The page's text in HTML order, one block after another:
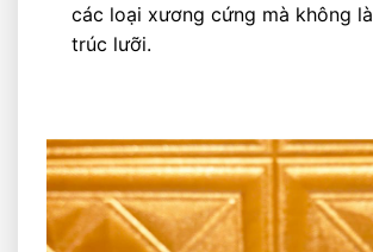
các loại xương cứng mà không
trúc lưỡi.